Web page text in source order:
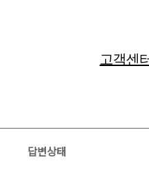
답변상태
고객센